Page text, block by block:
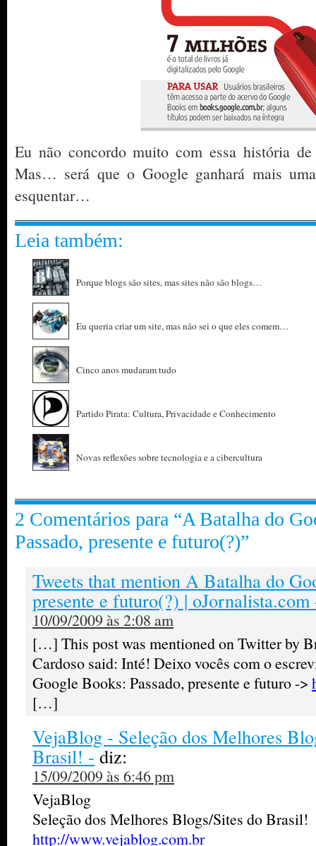
Eu não concordo muito com essa história
Mas… será que o Google ganhará mais
esquentar…
Leia também:
Porque blogs são sites, mas sites não são blogs…
Eu queria criar um site, mas não sei o que eles comem…
Cinco anos mudaram tudo
Partido Pirata: Cultura, Privacidade e Conhecimento
Novas reflexões sobre tecnologia e a cibercultura
2 Comentários para “A Batalha do
Passado, presente e futuro(?)”
Tweets that mention A Batalha do
presente e futuro(?) |
10/09/2009 às 2:08 am
[…] This post was mentioned on Twitter by
Cardoso said: Inté! Deixo vocês com o
Google Books: Passado, presente e futuro ->
[…]
VejaBlog - Seleção dos Melhores
Brasil! -diz:
15/09/2009 às 6:46 pm
VejaBlog
Seleção dos Melhores Blogs/Sites do Brasil!
http://www.vejablog.com.br